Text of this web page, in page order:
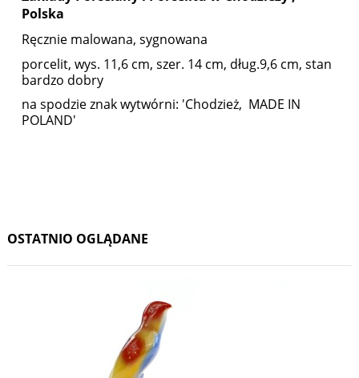
Polska
Ręcznie malowana, sygnowana
porcelit, wys. 11,6 cm, szer. 14 cm, dług.9,6 cm, stan
bardzo dobry
na spodzie znak wytwórni: 'Chodzież, MADE IN
POLAND'
OSTATNIO OGLĄDANE